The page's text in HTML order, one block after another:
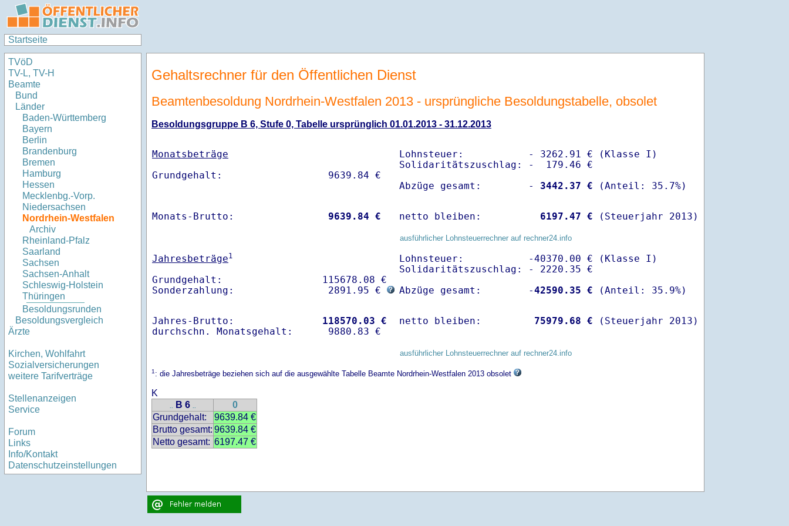
Startseite
TVöD
TV-L, TV-H
Beamte
Bund
Länder
Baden-Württemberg
Bayern
Berlin
Brandenburg
Bremen
Hamburg
Hessen
Mecklenbg.-Vorp.
Niedersachsen
Nordrhein-Westfalen
Archiv
Rheinland-Pfalz
Saarland
Sachsen
Sachsen-Anhalt
Schleswig-Holstein
Thüringen
Besoldungsrunden
Besoldungsvergleich
Ärzte
Kirchen, Wohlfahrt
Sozialversicherungen
weitere Tarifverträge
Stellenanzeigen
Service
Forum
Links
Info/Kontakt
Datenschutzeinstellungen
Gehaltsrechner für den Öffentlichen Dienst
Beamtenbesoldung Nordrhein-Westfalen 2013 - ursprüngliche Besoldungstabelle, obsolet
Besoldungsgruppe B 6, Stufe 0, Tabelle ursprünglich 01.01.2013 - 31.12.2013
Monatsbeträge
Lohnsteuer:           - 3262.91 € (Klasse I)
Solidaritätszuschlag: -  179.46 €
Abzüge gesamt:        -
3442.37 €
Monats-Brutto: 9639.84 € netto bleiben: 6197.47 € (Steuerjahr 2013)
ausführlicher Lohnsteuerrechner auf rechner24.info
Jahresbeträge1
Grundgehalt:                 115678.08 €
Sonderzahlung:                2891.95 €
Lohnsteuer:           -40370.00 € (Klasse I)
Solidaritätszuschlag: - 2220.35 €
Abzüge gesamt:        -42590.35 €
Jahres-Brutto: 118570.03 €
netto bleiben: 75979.68 € (Steuerjahr 2013)
ausführlicher Lohnsteuerrechner auf rechner24.info
1: die Jahresbeträge beziehen sich auf die ausgewählte Tabelle Beamte Nordrhein-Westfalen 2013 obsolet
K
.. B 6 ..
0
Grundgehalt:
9639.84 €
Brutto gesamt: 9639.84 €
Netto gesamt: 6197.47 €